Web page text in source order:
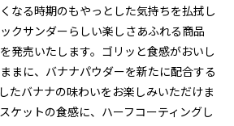
なる時期のもやっとした気持ちを払拭し
クサンダーらしい楽しさあふれる商品
発売いたします。ゴリッと食感がおいし
まに、バナナパウダーを新たに配合する
たバナナの味わいをお楽しみいただけま
ケットの食感に、ハーフコーティングし